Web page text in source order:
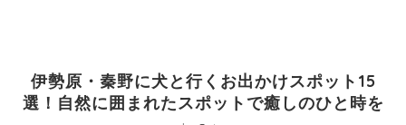
伊勢原・秦野に犬と行くお出かけスポット15
選！自然に囲まれたスポットで癒しのひと時を